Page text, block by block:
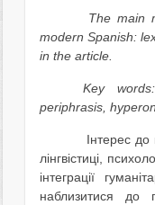
The main
modern Spanish:
in the article.
Key
periphrasis,
Інтерес до
лінгвістиці,
інтеграції
наблизитися до